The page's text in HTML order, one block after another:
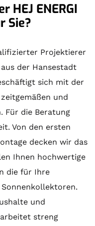
HEJ ENERGI
Sie?
Projektierer
aus der Hansestadt
sich mit der
und
Für die Beratung
Von den ersten
decken wir das
Ihnen hochwertige
die für Ihre
Sonnenkollektoren.
und
arbeitet streng